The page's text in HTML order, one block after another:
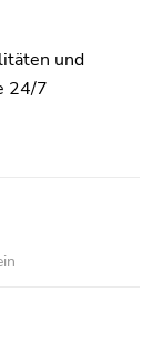
und
24/7